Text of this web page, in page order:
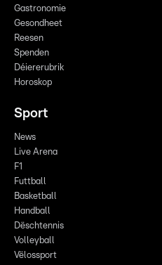
Gastronomie
Gesondheet
Reesen
Spenden
Déiererubrik
Horoskop
Sport
News
Live Arena
F1
Futtball
Basketball
Handball
Dëschtennis
Volleyball
Vëlossport